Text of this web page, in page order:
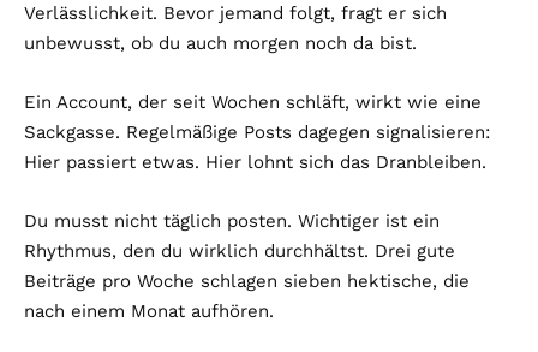
Verlässlichkeit. Bevor jemand folgt, fragt er sich
unbewusst, ob du auch morgen noch da bist.
Ein Account, der seit Wochen schläft, wirkt wie eine
Sackgasse. Regelmäßige Posts dagegen signalisieren:
Hier passiert etwas. Hier lohnt sich das Dranbleiben.
Du musst nicht täglich posten. Wichtiger ist ein
Rhythmus, den du wirklich durchhältst. Drei gute
Beiträge pro Woche schlagen sieben hektische, die
nach einem Monat aufhören.